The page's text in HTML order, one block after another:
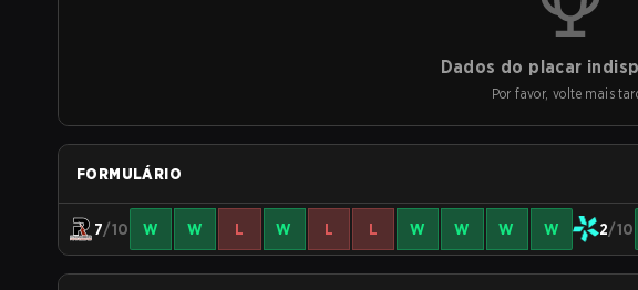
Dados do placar
Por favor, volte mais
FORMULÁRIO
7/10 W W L W L L W W W W 2/10